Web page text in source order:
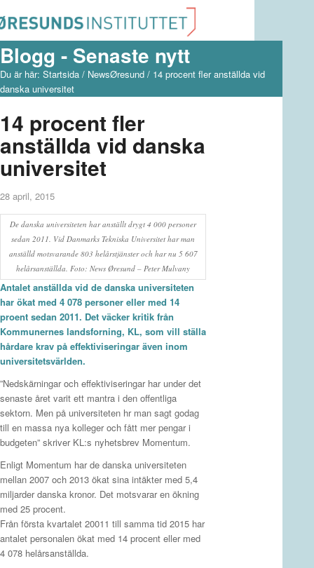
Blogg - Senaste nytt
Du är här: Startsida / NewsØresund / 14 procent fler anställda vid
danska universitet
14 procent fler
anställda vid danska
universitet
28 april, 2015
De danska universiteten har anställt drygt 4 000 personer
sedan 2011. Vid Danmarks Tekniska Universitet har man
anställd motsvarande 803 helårstjänster och har nu 5 607
helårsanställda. Foto: News Øresund – Peter Mulvany
Antalet anställda vid de danska universiteten
har ökat med 4 078 personer eller med 14
proent sedan 2011. Det väcker kritik från
Kommunernes landsforning, KL, som vill ställa
hårdare krav på effektiviseringar även inom
universitetsvärlden.
”Nedskärningar och effektiviseringar har under det
senaste året varit ett mantra i den offentliga
sektorn. Men på universiteten hr man sagt godag
till en massa nya kolleger och fått mer pengar i
budgeten” skriver KL:s nyhetsbrev Momentum.
Enligt Momentum har de danska universiteten
mellan 2007 och 2013 ökat sina intäkter med 5,4
miljarder danska kronor. Det motsvarar en ökning
med 25 procent.
Från första kvartalet 20011 till samma tid 2015 har
antalet personalen ökat med 14 procent eller med
4 078 helårsanställda.